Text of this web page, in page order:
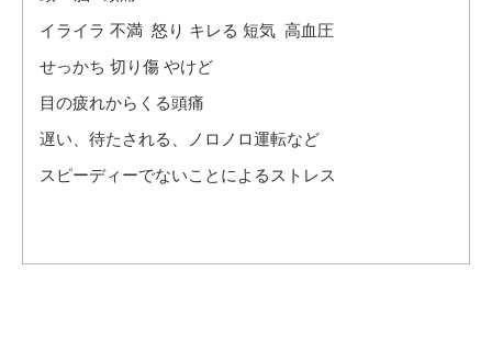
イライラ 不満 怒り キレる 短気 高血圧
せっかち 切り傷 やけど
目の疲れからくる頭痛
遅い、待たされる、ノロノロ運転など
スピーディーでないことによるストレス